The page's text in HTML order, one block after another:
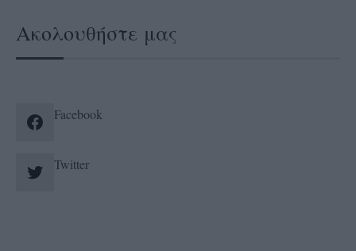
Ακολουθήστε μας
Facebook
Twitter